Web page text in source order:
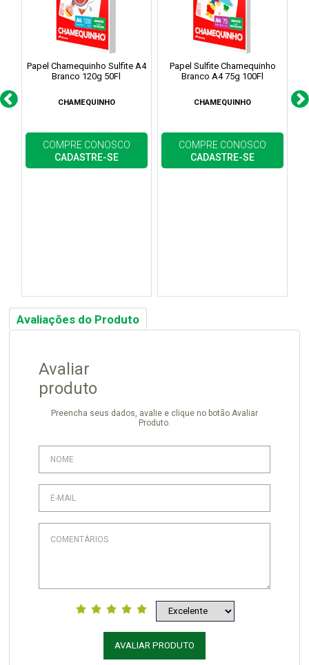
Papel Chamequinho Sulfite A4
Branco 120g 50Fl
CHAMEQUINHO
COMPRE CONOSCO
CADASTRE-SE
Papel Sulfite Chamequinho
Branco A4 75g 100Fl
CHAMEQUINHO
COMPRE CONOSCO
CADASTRE-SE
Avaliações do Produto
Avaliar
produto
Preencha seus dados, avalie e clique no botão Avaliar
Produto.
AVALIAR PRODUTO